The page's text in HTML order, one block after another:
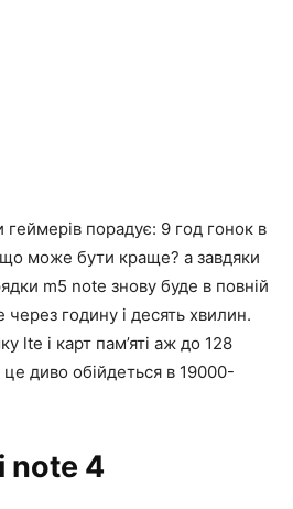
порадує: 9 год гонок в
може бути краще? а завдяки
m5 note знову буде в повній
через годину і десять хвилин.
lte і карт пам’яті аж до 128
це диво обійдеться в 19000-
note 4